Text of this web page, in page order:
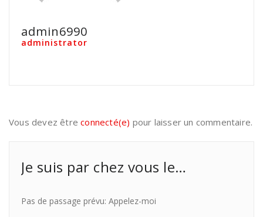
admin6990
administrator
Vous devez êtreconnecté(e) pour laisser un commentaire.
Je suis par chez vous le…
Pas de passage prévu: Appelez-moi